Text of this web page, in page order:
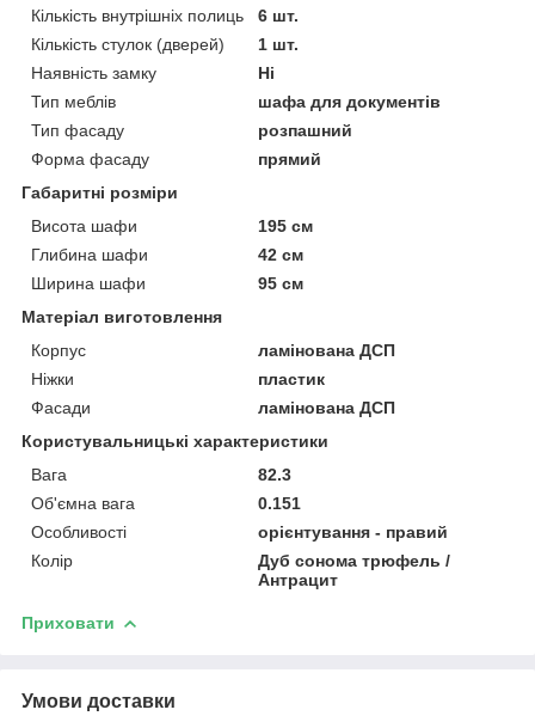
Кількість внутрішніх полиць
6 шт.
Кількість стулок (дверей)
1 шт.
Наявність замку
Ні
Тип меблів
шафа для документів
Тип фасаду
розпашний
Форма фасаду
прямий
Габаритні розміри
Висота шафи
195 см
Глибина шафи
42 см
Ширина шафи
95 см
Матеріал виготовлення
Корпус
ламінована ДСП
Ніжки
пластик
Фасади
ламінована ДСП
Користувальницькі характеристики
Вага
82.3
Об'ємна вага
0.151
Особливості
орієнтування - правий
Колір
Дуб сонома трюфель /
Антрацит
Приховати
Умови доставки